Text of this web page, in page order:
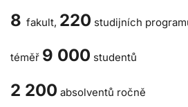
8 fakult, 220 studijních
téměř 9 000 studentů
2 200 absolventů ročně